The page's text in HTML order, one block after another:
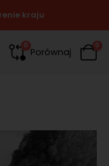
kraju
0
Porównaj
0